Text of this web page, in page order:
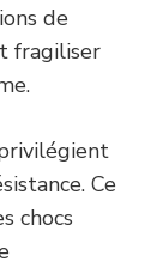
de
fragiliser
Ce
chocs